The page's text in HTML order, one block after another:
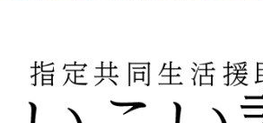
給与
時給900円～